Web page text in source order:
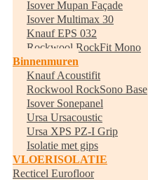
Isover Mupan Façade
Isover Multimax 30
Knauf EPS 032
Rockwool RockFit Mono
Binnenmuren
Knauf Acoustifit
Rockwool RockSono Base
Isover Sonepanel
Ursa Ursacoustic
Ursa XPS PZ-I Grip
Isolatie met gips
VLOERISOLATIE
Recticel Eurofloor